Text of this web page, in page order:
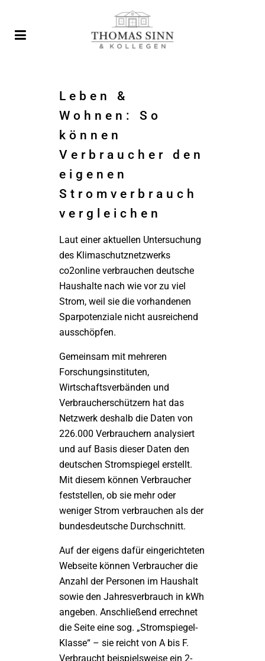
Leben &
Wohnen: So
können
Verbraucher den
eigenen
Stromverbrauch
vergleichen
Laut einer aktuellen Untersuchung
des Klimaschutznetzwerks
co2online verbrauchen deutsche
Haushalte nach wie vor zu viel
Strom, weil sie die vorhandenen
Sparpotenziale nicht ausreichend
ausschöpfen.
Gemeinsam mit mehreren
Forschungsinstituten,
Wirtschaftsverbänden und
Verbraucherschützern hat das
Netzwerk deshalb die Daten von
226.000 Verbrauchern analysiert
und auf Basis dieser Daten den
deutschen Stromspiegel erstellt.
Mit diesem können Verbraucher
feststellen, ob sie mehr oder
weniger Strom verbrauchen als der
bundesdeutsche Durchschnitt.
Auf der eigens dafür eingerichteten
Webseite können Verbraucher die
Anzahl der Personen im Haushalt
sowie den Jahresverbrauch in kWh
angeben. Anschließend errechnet
die Seite eine sog. „Stromspiegel-
Klasse“ – sie reicht von A bis F.
Verbraucht beispielsweise ein 2-